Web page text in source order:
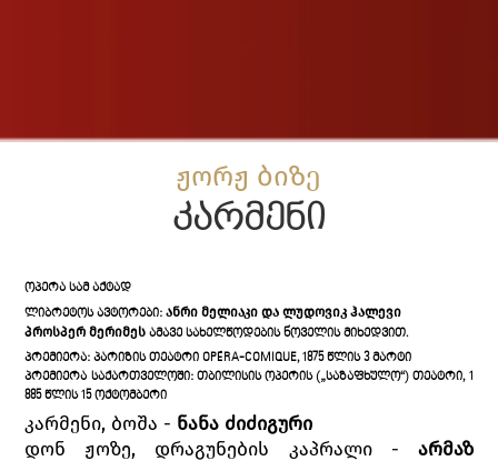
ჟორჟ ბიზე
კარმენი
ᲝᲞᲔᲠᲐ ᲡᲐᲛ ᲐᲥᲢᲐᲓ
ᲚᲘᲑᲠᲔᲢᲝᲡ ᲐᲕᲢᲝᲠᲔᲑᲘ:ᲐᲜᲠᲘ ᲛᲔᲚᲘᲐᲙᲘ ᲓᲐ ᲚᲣᲓᲝᲕᲘᲙ ᲰᲐᲚᲔᲕᲘ
ᲞᲠᲝᲡᲞᲔᲠ ᲛᲔᲠᲘᲛᲔᲡ ᲐᲛᲐᲕᲔ ᲡᲐᲮᲔᲚᲬᲝᲓᲔᲑᲘᲡ ᲜᲝᲕᲔᲚᲘᲡ ᲛᲘᲮᲔᲓᲕᲘᲗ.
ᲞᲠᲔᲛᲘᲔᲠᲐ: ᲞᲐᲠᲘᲖᲘᲡ ᲗᲔᲐᲢᲠᲘ OPÉRA-COMIQUE, 1875 ᲬᲚᲘᲡ 3 ᲛᲐᲠᲢᲘ
ᲞᲠᲔᲛᲘᲔᲠᲐ ᲡᲐᲥᲐᲠᲗᲕᲔᲚᲝᲨᲘ: ᲗᲑᲘᲚᲘᲡᲘᲡ ᲝᲞᲔᲠᲘᲡ („ᲡᲐᲖᲐᲤᲮᲣᲚᲝ“) ᲗᲔᲐᲢᲠᲘ, 1
885 ᲬᲚᲘᲡ 15 ᲝᲥᲢᲝᲛᲑᲔᲠᲘ
კარმენი, ბოშა - ნანა ძიძიგური
დონ ჟოზე, დრაგუნების კაპრალი - არმაზ